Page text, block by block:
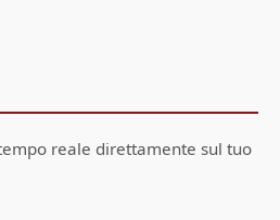
reale direttamente sul tuo